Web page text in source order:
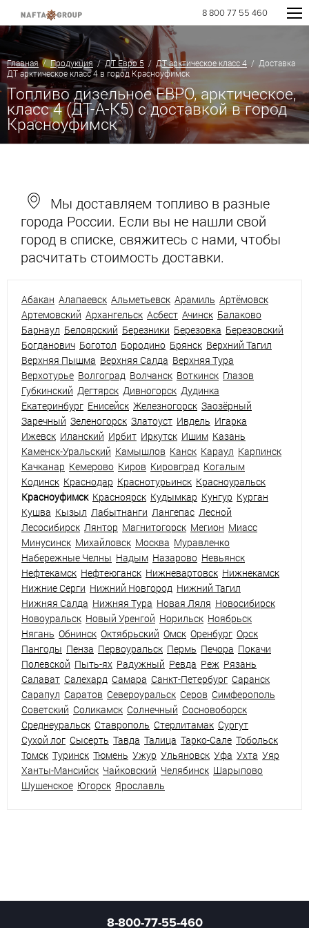
8 800 77 55 460
Главная/Продукция/ДТ Евро 5 / ДТ арктическое класс 4 / Доставка
ДТ арктическое класс 4 в город Красноуфимск
Топливо дизельное ЕВРО, арктическое,
класс 4 (ДТ-А-К5) с доставкой в город
Красноуфимск
Мы доставляем топливо в разные
города России. Если вы не нашли свой
город в списке, свяжитесь с нами, чтобы
расчитать стоимость доставки.
Абакан Алапаевск Альметьевск Арамиль Артёмовск
Артемовский Архангельск Асбест Ачинск Балаково
Барнаул Белоярский Березники Березовка Березовский
Богданович Боготол Бородино Брянск Верхний Тагил
Верхняя Пышма Верхняя Салда Верхняя Тура
Верхотурье Волгоград Волчанск Воткинск Глазов
Губкинский Дегтярск Дивногорск Дудинка
Екатеринбург Енисейск Железногорск Заозёрный
Заречный Зеленогорск Златоуст Ивдель Игарка
Ижевск Иланский Ирбит Иркутск Ишим Казань
Каменск-Уральский Камышлов Канск Караул Карпинск
Качканар Кемерово Киров Кировград Когалым
Кодинск Краснодар Краснотурьинск Красноуральск
Красноуфимск Красноярск Кудымкар Кунгур Курган
Кушва Кызыл Лабытнанги Лангепас Лесной
Лесосибирск Лянтор Магнитогорск Мегион Миасс
Минусинск Михайловск Москва Муравленко
Набережные Челны Надым Назарово Невьянск
Нефтекамск Нефтеюганск Нижневартовск Нижнекамск
Нижние Серги Нижний Новгород Нижний Тагил
Нижняя Салда Нижняя Тура Новая Ляля Новосибирск
Новоуральск Новый Уренгой Норильск Ноябрьск
Нягань Обнинск Октябрьский Омск Оренбург Орск
Пангоды Пенза Первоуральск Пермь Печора Покачи
Полевской Пыть-ях Радужный Ревда Реж Рязань
Салават Салехард Самара Санкт-Петербург Саранск
Сарапул Саратов Североуральск Серов Симферополь
Советский Соликамск Солнечный Сосновоборск
Среднеуральск Ставрополь Стерлитамак Сургут
Сухой лог Сысерть Тавда Талица Тарко-Сале Тобольск
Томск Туринск Тюмень Ужур Ульяновск Уфа Ухта Уяр
Ханты-Мансийск Чайковский Челябинск Шарыпово
Шушенское Югорск Ярославль
8-800-77-55-460